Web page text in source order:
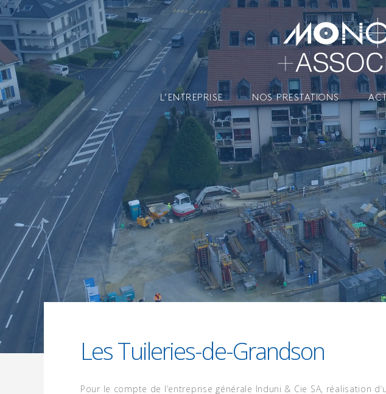
L’ENTREPRISE NOS PRESTATIONS
26 MARS 2018
Les Tuileries-de-Grandson
Pour le compte de l’entreprise générale Induni & Cie SA, réalisation